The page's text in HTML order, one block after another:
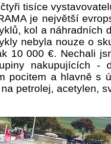
tisíce
je největší
kol a náhradních
nebyla nouze o
10 000 €. Nechali
nakupujících -
pocitem a hlavně s
petrolej, acetylen,